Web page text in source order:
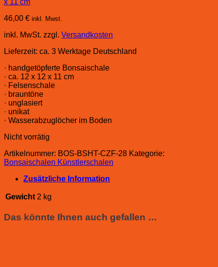
46,00 € inkl. Mwst.
inkl. MwSt. zzgl. Versandkosten
Lieferzeit: ca. 3 Werktage Deutschland
· handgetöpferte Bonsaischale
· ca. 12 x 12 x 11 cm
· Felsenschale
· brauntöne
· unglasiert
· unikat
· Wasserabzuglöcher im Boden
Nicht vorrätig
Artikelnummer: BOS-BSHT-CZF-28 Kategorie:
Bonsaischalen Künstlerschalen
Zusätzliche Information
Gewicht 2 kg
Das könnte Ihnen auch gefallen …